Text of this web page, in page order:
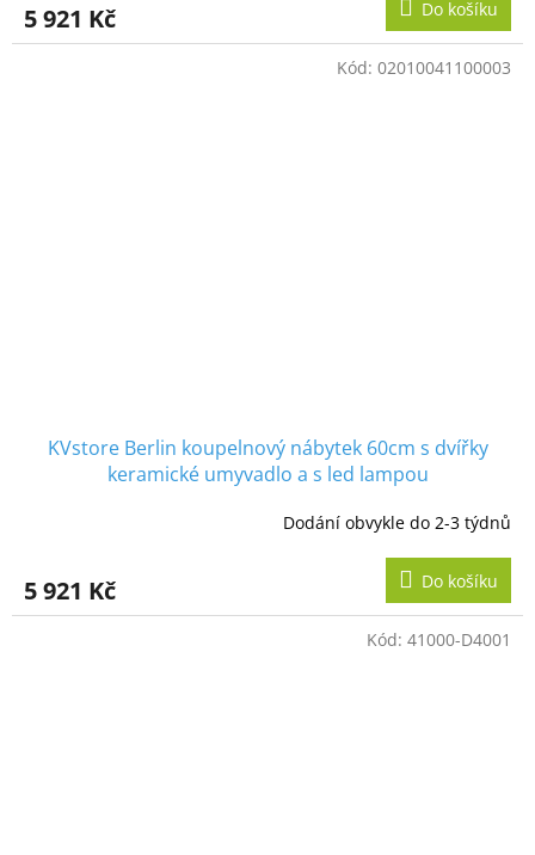
je
5,0
5 921 Kč Do košíku
KVstore Berlin koupelnový nábytek 60cm s dvířky
keramické umyvadlo a s led lampou
Dodání obvykle do 2-3 týdnů
5 921 Kč Do košíku
Kód: 02010041100003
Kód: 41000-D4001